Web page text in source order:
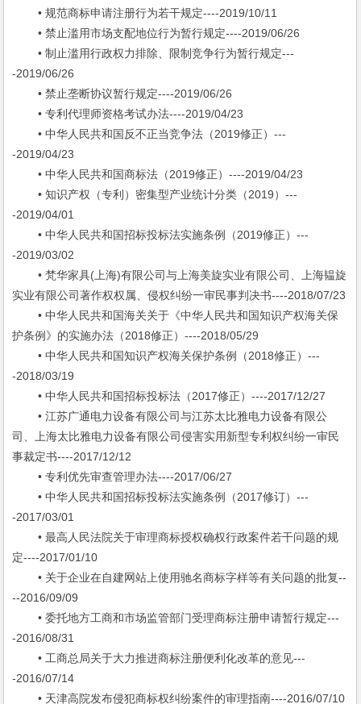
• 规范商标申请注册行为若干规定----2019/10/11
• 禁止滥用市场支配地位行为暂行规定----2019/06/26
• 制止滥用行政权力排除、限制竞争行为暂行规定---
-2019/06/26
• 禁止垄断协议暂行规定----2019/06/26
• 专利代理师资格考试办法----2019/04/23
• 中华人民共和国反不正当竞争法（2019修正）---
-2019/04/23
• 中华人民共和国商标法（2019修正）----2019/04/23
• 知识产权（专利）密集型产业统计分类（2019）---
-2019/04/01
• 中华人民共和国招标投标法实施条例（2019修正）---
-2019/03/02
• 梵华家具(上海)有限公司与上海美旋实业有限公司、上海韫旋
实业有限公司著作权权属、侵权纠纷一审民事判决书----2018/07/23
• 中华人民共和国海关关于《中华人民共和国知识产权海关保
护条例》的实施办法（2018修正）----2018/05/29
• 中华人民共和国知识产权海关保护条例（2018修正）---
-2018/03/19
• 中华人民共和国招标投标法（2017修正）----2017/12/27
• 江苏广通电力设备有限公司与江苏太比雅电力设备有限公
司、上海太比雅电力设备有限公司侵害实用新型专利权纠纷一审民
事裁定书----2017/12/12
• 专利优先审查管理办法----2017/06/27
• 中华人民共和国招标投标法实施条例（2017修订）---
-2017/03/01
• 最高人民法院关于审理商标授权确权行政案件若干问题的规
定----2017/01/10
• 关于企业在自建网站上使用驰名商标字样等有关问题的批复--
--2016/09/09
• 委托地方工商和市场监管部门受理商标注册申请暂行规定---
-2016/08/31
• 工商总局关于大力推进商标注册便利化改革的意见---
-2016/07/14
• 天津高院发布侵犯商标权纠纷案件的审理指南----2016/07/10